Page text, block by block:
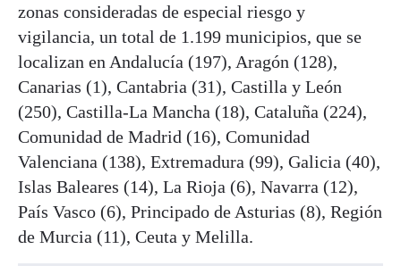
zonas consideradas de especial riesgo y
vigilancia, un total de 1.199 municipios, que se
localizan en Andalucía (197), Aragón (128),
Canarias (1), Cantabria (31), Castilla y León
(250), Castilla-La Mancha (18), Cataluña (224),
Comunidad de Madrid (16), Comunidad
Valenciana (138), Extremadura (99), Galicia (40),
Islas Baleares (14), La Rioja (6), Navarra (12),
País Vasco (6), Principado de Asturias (8), Región
de Murcia (11), Ceuta y Melilla.